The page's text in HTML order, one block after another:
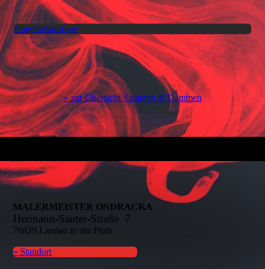
Angebotsanfrage
« zur Übersicht Sanieren & Dämmen
MALERMEISTER ONDRACKA
Hermann-Sauter-Straße 7
76829 Landau in der Pfalz
» Standort